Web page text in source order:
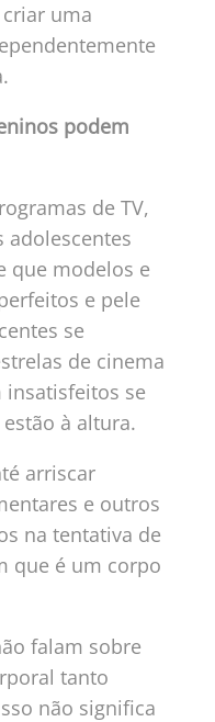
uma
podem
de TV,
adolescentes
que modelos e
e pele
se
de cinema
insatisfeitos se
à altura.
arriscar
e outros
na tentativa de
que é um corpo
falam sobre
tanto
não significa